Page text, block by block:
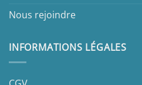
Nous rejoindre
INFORMATIONS LÉGALES